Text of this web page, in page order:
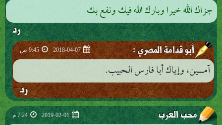
جزاك الله خيرا وبارك الله فيك ونفع بك
رد
أبو قدامة المصري:
2018-04-07 9:45 ص
آمــــين، وإياك أبا فارس الحبيب.
رد
محب العرب 2019-02-01 7:24 م